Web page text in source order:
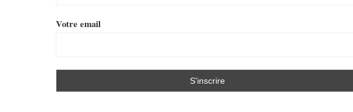
Votre email